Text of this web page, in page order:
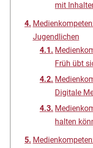
mit
Jugendlichen
Früh übt
Digitale
halten